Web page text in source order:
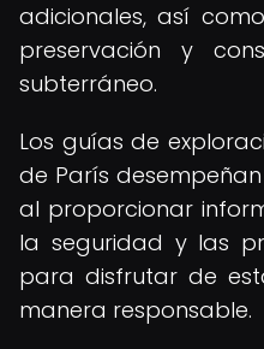
adicionales, así
preservación y
subterráneo.
Los guías de
de París
al proporcionar
la seguridad y las
para disfrutar de
manera responsable.